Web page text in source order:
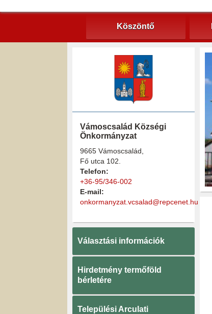
Köszöntő
Vámoscsalád Községi
Önkormányzat
9665 Vámoscsalád,
Fő utca 102.
Telefon:
+36-95/346-002
E-mail:
onkormanyzat.vcsalad@repcenet.hu
Választási információk
Hirdetmény termőföld
bérletére
Települési Arculati